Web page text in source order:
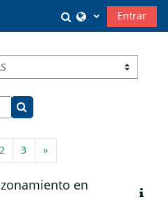
Selector de
Entrar
Buscar cursos
1
2Página 2
3Página 3
»Siguiente página
en